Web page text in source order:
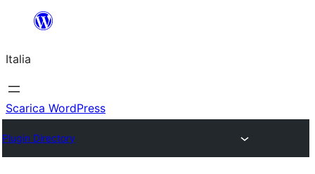
contenuto
Italia
Scarica WordPress
Plugin Directory